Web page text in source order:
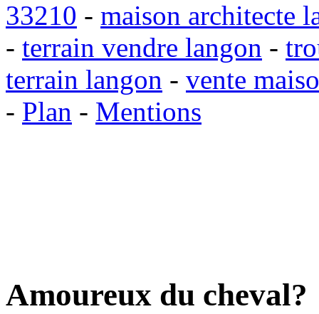
33210 - maison architecte
- terrain vendre langon -
terrain langon - vente
- Plan - Mentions
Amoureux du cheval?